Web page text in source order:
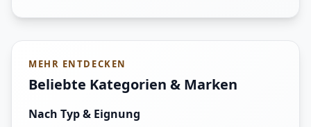
MEHR ENTDECKEN
Beliebte Kategorien & Marken
Nach Typ & Eignung